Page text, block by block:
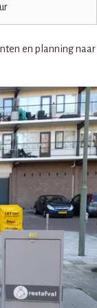
en planning naar